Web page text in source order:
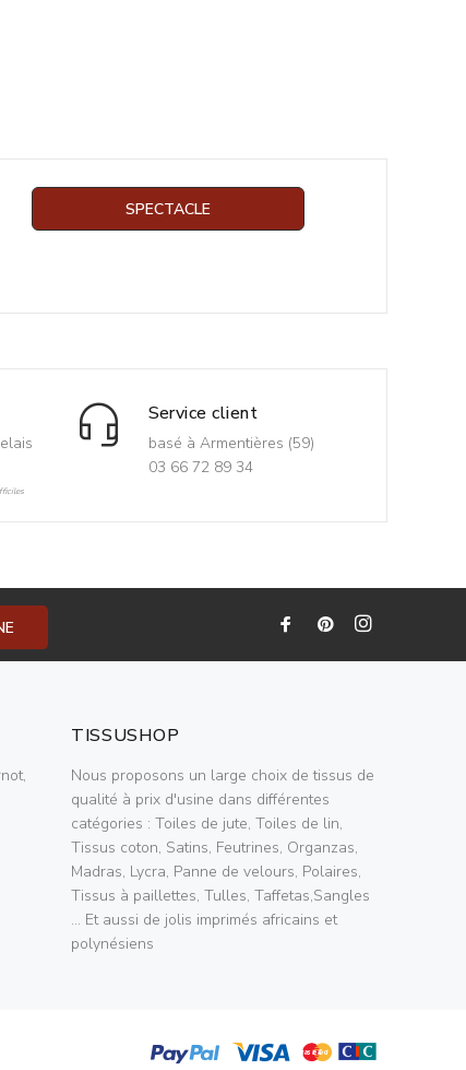
SPECTACLE
Service client
basé à Armentières (59)
03 66 72 89 34
TISSUSHOP
Nous proposons un large choix de tissus de
qualité à prix d'usine dans différentes
catégories : Toiles de jute, Toiles de lin,
Tissus coton, Satins, Feutrines, Organzas,
Madras, Lycra, Panne de velours, Polaires,
Tissus à paillettes, Tulles, Taffetas,Sangles
... Et aussi de jolis imprimés africains et
polynésiens